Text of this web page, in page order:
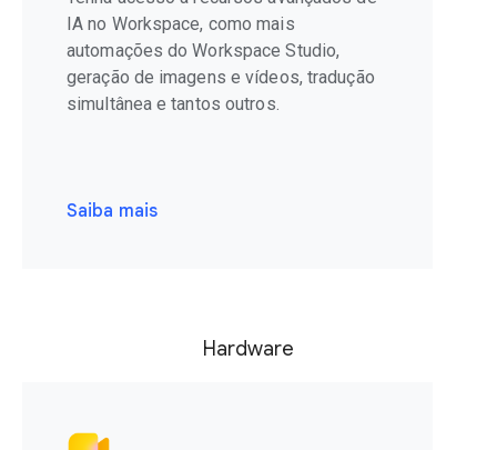
IA no Workspace, como mais
automações do Workspace Studio,
geração de imagens e vídeos, tradução
simultânea e tantos outros.
Saiba mais
Hardware